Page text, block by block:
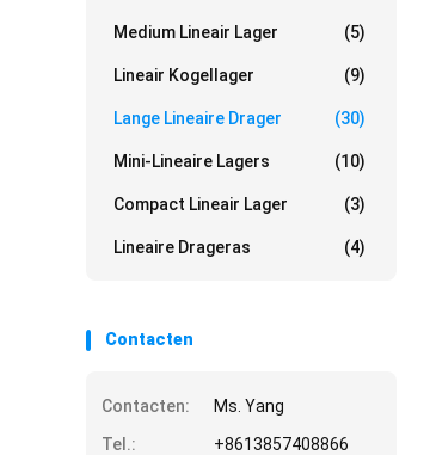
Medium Lineair Lager (5)
Lineair Kogellager (9)
Lange Lineaire Drager (30)
Mini-Lineaire Lagers (10)
Compact Lineair Lager (3)
Lineaire Drageras (4)
Contacten
Contacten:
Ms. Yang
Tel.:
+8613857408866